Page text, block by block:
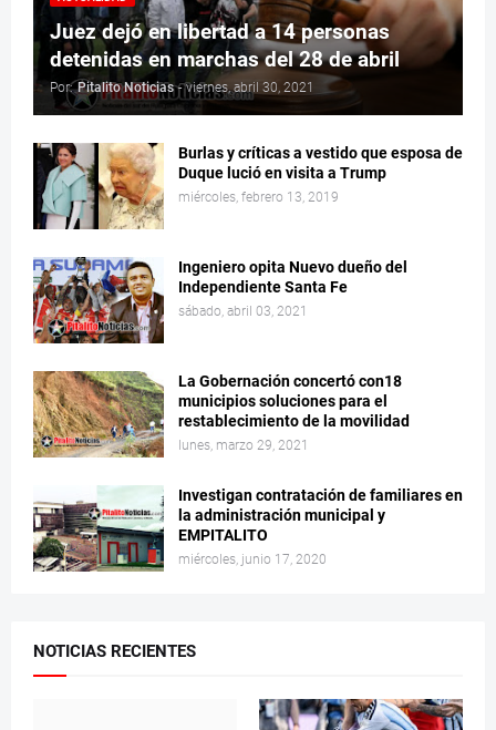
Juez dejó en libertad a 14 personas
detenidas en marchas del 28 de abril
Por: Pitalito Noticias - viernes, abril 30, 2021
Burlas y críticas a vestido que esposa de
Duque lució en visita a Trump
miércoles, febrero 13, 2019
Ingeniero opita Nuevo dueño del
Independiente Santa Fe
sábado, abril 03, 2021
La Gobernación concertó con18
municipios soluciones para el
restablecimiento de la movilidad
lunes, marzo 29, 2021
Investigan contratación de familiares en
la administración municipal y
EMPITALITO
miércoles, junio 17, 2020
NOTICIAS RECIENTES